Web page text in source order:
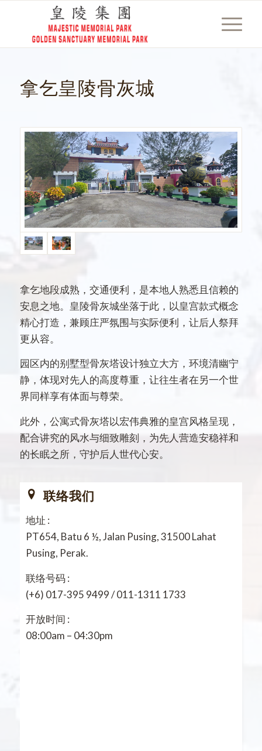
拿乞皇陵骨灰城
拿乞地段成熟，交通便利，是本地人熟悉且信赖的
安息之地。皇陵骨灰城坐落于此，以皇宫款式概念
精心打造，兼顾庄严氛围与实际便利，让后人祭拜
更从容。
园区内的别墅型骨灰塔设计独立大方，环境清幽宁
静，体现对先人的高度尊重，让往生者在另一个世
界同样享有体面与尊荣。
此外，公寓式骨灰塔以宏伟典雅的皇宫风格呈现，
配合讲究的风水与细致雕刻，为先人营造安稳祥和
的长眠之所，守护后人世代心安。
联络我们
地址 :
PT654, Batu 6 ½, Jalan Pusing, 31500 Lahat
Pusing, Perak.
联络号码 :
(+6) 017-395 9499 / 011-1311 1733
开放时间 :
08:00am – 04:30pm